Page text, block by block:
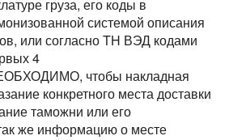
груза, его коды в
системой описания
или согласно TH ВЭД кодами
4
чтобы накладная
конкретного места доставки
таможни или его
же информацию о месте